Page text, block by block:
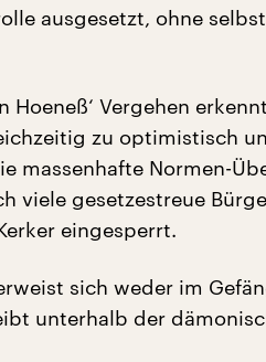
ausgesetzt, ohne
Hoeneß‘ Vergehen
zu optimistisch
massenhafte Normen-
viele gesetzestreue
eingesperrt.
sich weder im
unterhalb der